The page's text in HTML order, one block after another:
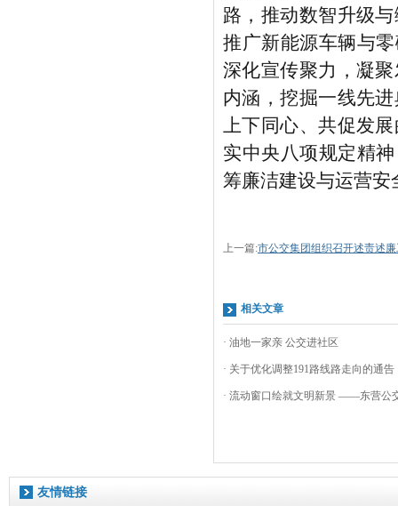
路，推动数智升级
推广新能源车辆与
深化宣传聚力，凝
内涵，挖掘一线先
上下同心、共促发
实中央八项规定精
筹廉洁建设与运营
上一篇:市公交集团组织召开述责述
相关文章
· 油地一家亲 公交进社区
· 关于优化调整191路线路走向的通告
· 流动窗口绘就文明新景 ——东营公
友情链接